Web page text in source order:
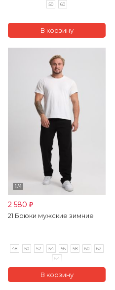
50 60
2 580 ₽
21 Брюки мужские зимние
48 50 52 54 56 58 60
62
64